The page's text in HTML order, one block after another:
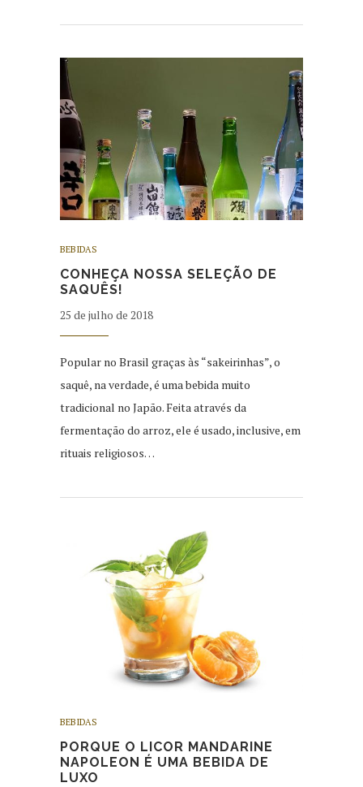
BEBIDAS
CONHEÇA NOSSA SELEÇÃO DE
SAQUÊS!
25 de julho de 2018
Popular no Brasil graças às “sakeirinhas”, o
saquê, na verdade, é uma bebida muito
tradicional no Japão. Feita através da
fermentação do arroz, ele é usado, inclusive, em
rituais religiosos…
BEBIDAS
PORQUE O LICOR MANDARINE
NAPOLEON É UMA BEBIDA DE
LUXO